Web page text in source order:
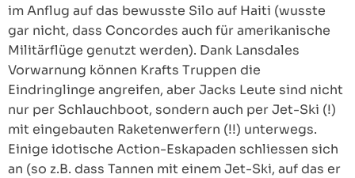
im Anflug auf das bewusste Silo auf Haiti (wusste
gar nicht, dass Concordes auch für amerikanische
Militärflüge genutzt werden). Dank Lansdales
Vorwarnung können Krafts Truppen die
Eindringlinge angreifen, aber Jacks Leute sind nicht
nur per Schlauchboot, sondern auch per Jet-Ski (!)
mit eingebauten Raketenwerfern (!!) unterwegs.
Einige idotische Action-Eskapaden schliessen sich
an (so z.B. dass Tannen mit einem Jet-Ski, auf das er